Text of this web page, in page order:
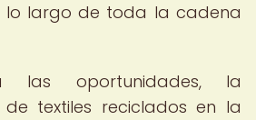
lo largo de toda la cadena
oportunidades, la
de textiles reciclados en la